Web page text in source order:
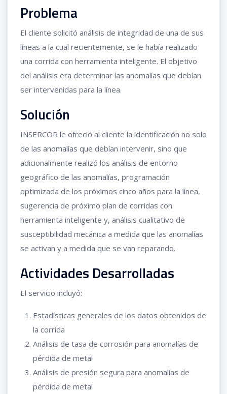
Problema
El cliente solicitó análisis de integridad de una de sus
líneas a la cual recientemente, se le había realizado
una corrida con herramienta inteligente. El objetivo
del análisis era determinar las anomalías que debían
ser intervenidas para la línea.
Solución
INSERCOR le ofreció al cliente la identificación no solo
de las anomalías que debían intervenir, sino que
adicionalmente realizó los análisis de entorno
geográfico de las anomalías, programación
optimizada de los próximos cinco años para la línea,
sugerencia de próximo plan de corridas con
herramienta inteligente y, análisis cualitativo de
susceptibilidad mecánica a medida que las anomalías
se activan y a medida que se van reparando.
Actividades Desarrolladas
El servicio incluyó:
Estadísticas generales de los datos obtenidos de
la corrida
Análisis de tasa de corrosión para anomalías de
pérdida de metal
Análisis de presión segura para anomalías de
pérdida de metal